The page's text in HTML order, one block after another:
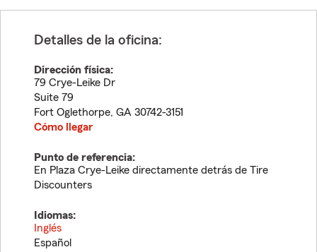
Detalles de la oficina:
Dirección física:
79 Crye-Leike Dr
Suite 79
Fort Oglethorpe, GA 30742-3151
Cómo llegar
Punto de referencia:
En Plaza Crye-Leike directamente detrás de Tire
Discounters
Idiomas:
Inglés
Español